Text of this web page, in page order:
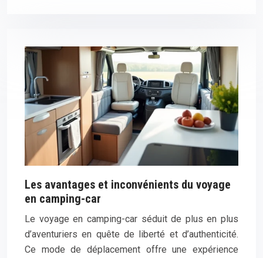
Les avantages et inconvénients du voyage
en camping-car
Le voyage en camping-car séduit de plus en plus
d’aventuriers en quête de liberté et d’authenticité.
Ce mode de déplacement offre une expérience